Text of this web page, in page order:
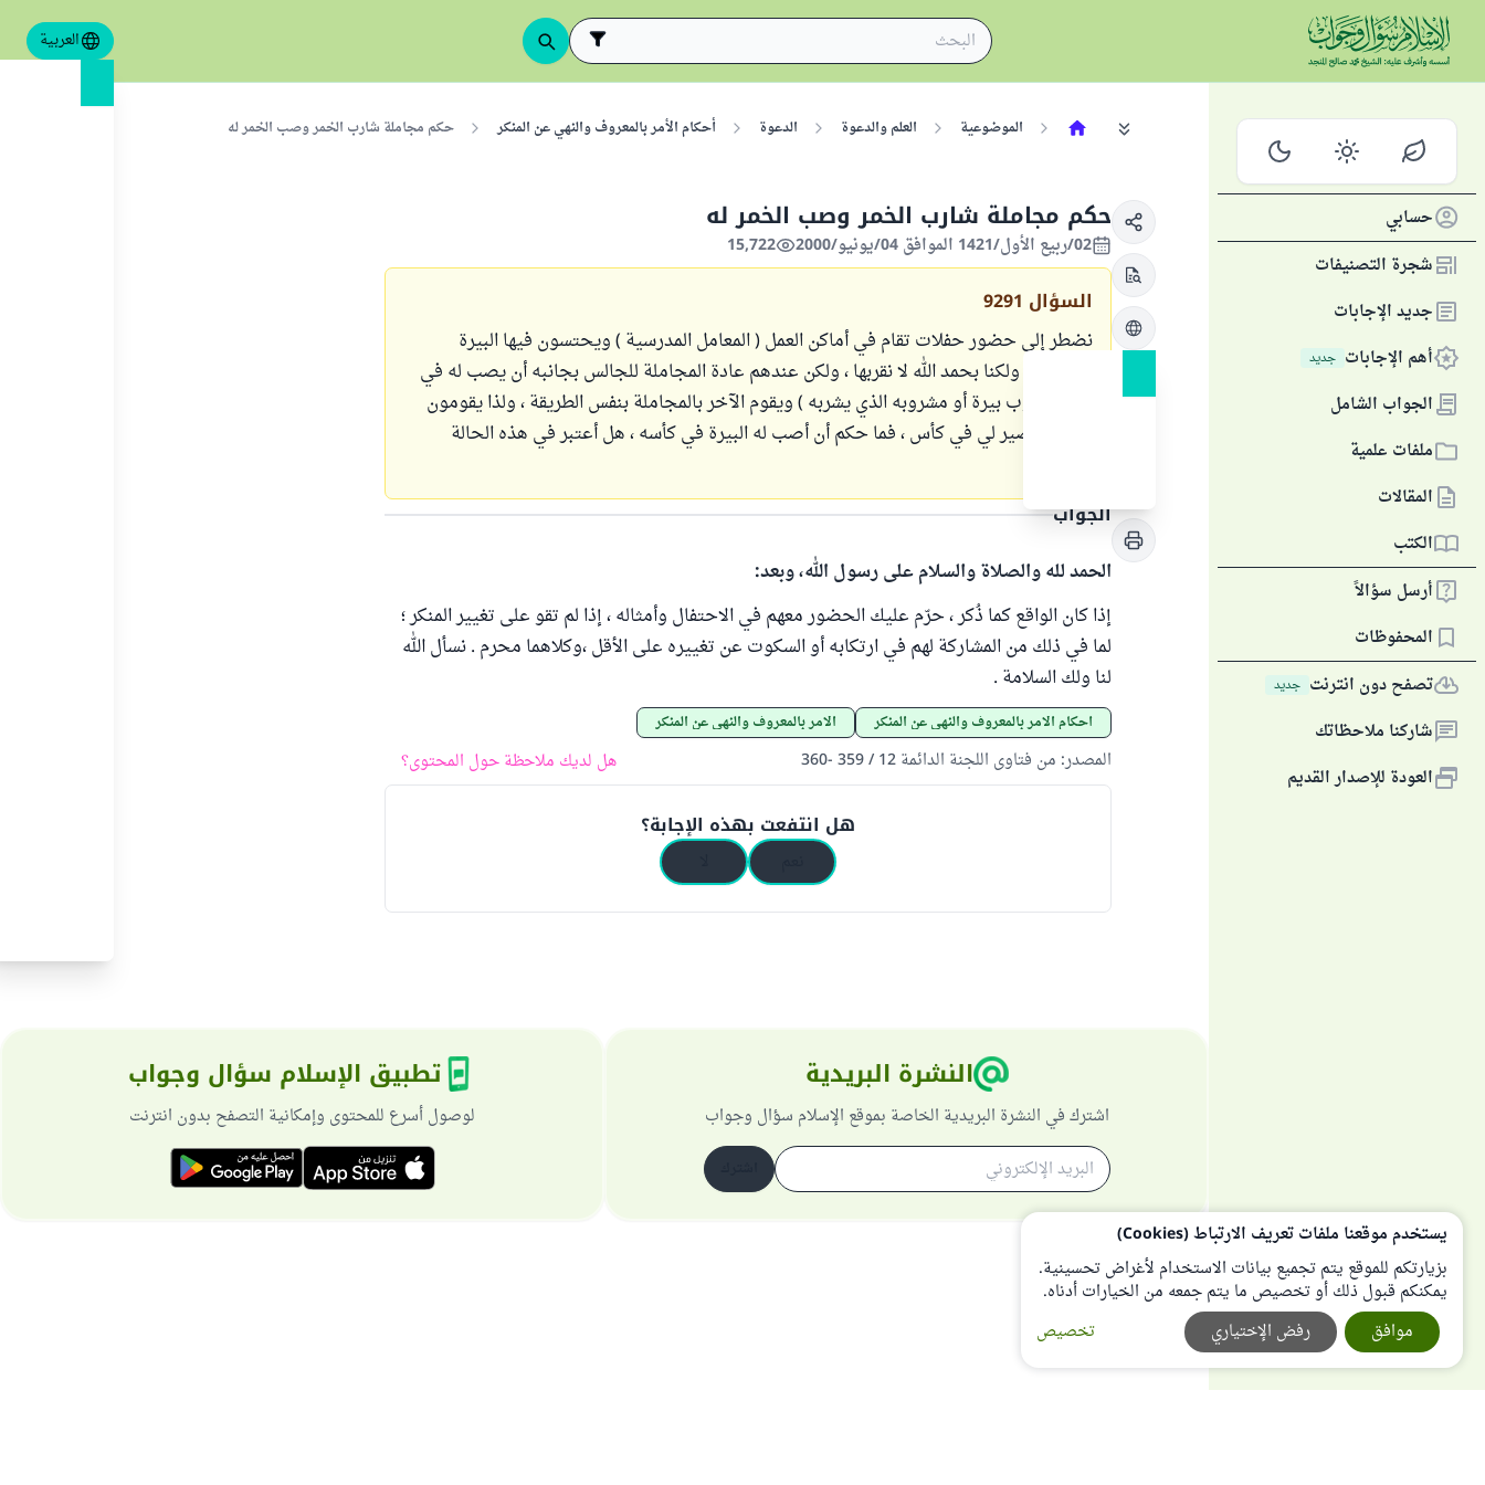
العربية
حسابي
شجرة التصنيفات
جديد الإجابات
أهم الإجابات جديد
الجواب الشامل
ملفات علمية
المقالات
الكتب
أرسل سؤالاً
المحفوظات
تصفح دون انترنت جديد
شاركنا ملاحظاتك
العودة للإصدار القديم
الموضوعية العلم والدعوة الدعوة أحكام الأمر بالمعروف والنهي عن المنكر حكم مجاملة شارب الخمر وصب الخمر له
حكم مجاملة شارب الخمر وصب الخمر له
02/ربيع الأول/1421 الموافق 04/يونيو/2000 15,722
السؤال 9291
نضطر إلى حضور حفلات تقام في أماكن العمل ( المعامل المدرسية ) ويحتسون فيها البيرة
والخمور ، ولكنا بحمد الله لا نقربها ، ولكن عندهم عادة المجاملة للجالس بجانبه أن يصب له في
كأسه ( كوب بيرة أو مشروبه الذي يشربه ) ويقوم الآخر بالمجاملة بنفس الطريقة ، ولذا يقومون
بصب العصير لي في كأس ، فما حكم أن أصب له البيرة في كأسه ، هل أعتبر في هذه الحالة
الجواب
الحمد لله والصلاة والسلام على رسول الله، وبعد:
إذا كان الواقع كما ذُكر ، حرّم عليك الحضور معهم في الاحتفال وأمثاله ، إذا لم تقو على تغيير المنكر ؛
لما في ذلك من المشاركة لهم في ارتكابه أو السكوت عن تغييره على الأقل ،وكلاهما محرم . نسأل الله
لنا ولك السلامة .
أحكام الأمر بالمعروف والنهي عن المنكر الأمر بالمعروف والنهي عن المنكر
المصدر: من فتاوى اللجنة الدائمة 12 / 359 -360 هل لديك ملاحظة حول المحتوى؟
هل انتفعت بهذه الإجابة؟
النشرة البريدية
اشترك في النشرة البريدية الخاصة بموقع الإسلام سؤال وجواب
تطبيق الإسلام سؤال وجواب
لوصول أسرع للمحتوى وإمكانية التصفح بدون انترنت
يستخدم موقعنا ملفات تعريف الارتباط (Cookies)
بزيارتكم للموقع يتم تجميع بيانات الاستخدام لأغراض تحسينية.
يمكنكم قبول ذلك أو تخصيص ما يتم جمعه من الخيارات أدناه.
تخصيص
رفض الإختياري موافق